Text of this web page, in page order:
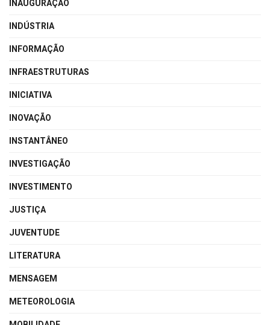
INAUGURAÇÃO
INDÚSTRIA
INFORMAÇÃO
INFRAESTRUTURAS
INICIATIVA
INOVAÇÃO
INSTANTÂNEO
INVESTIGAÇÃO
INVESTIMENTO
JUSTIÇA
JUVENTUDE
LITERATURA
MENSAGEM
METEOROLOGIA